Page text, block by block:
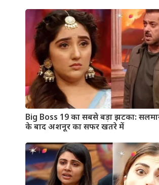
Big Boss 19 का सबसे बड़ा झटका:
के बाद अशनूर का सफर खतरे में